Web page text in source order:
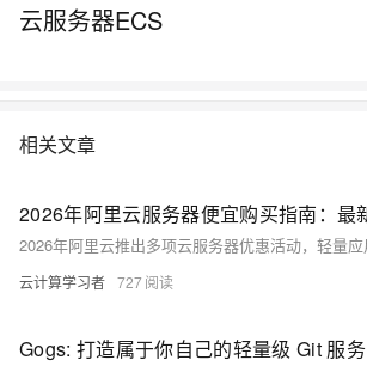
云服务器ECS
相关文章
云计算学习者 727
Gogs: 打造属于你自己的轻量级 Git 服务